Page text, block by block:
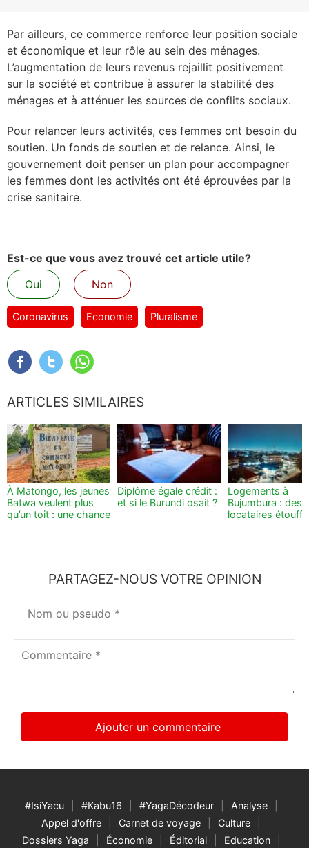
Par ailleurs, ce commerce renforce leur position sociale
et économique et leur rôle au sein des ménages.
L’augmentation de leurs revenus rejaillit positivement
sur la société et contribue à assurer la stabilité des
ménages et à atténuer les sources de conflits sociaux.
Pour relancer leurs activités, ces femmes ont besoin du
soutien. Un fonds de soutien et de relance. Ainsi, le
gouvernement doit penser un plan pour accompagner
les femmes dont les activités ont été éprouvées par la
crise sanitaire.
Est-ce que vous avez trouvé cet article utile?
Oui
Non
Coronavirus Economie Pluralisme
ARTICLES SIMILAIRES
À Matongo, les jeunes
Batwa veulent plus
qu’un toit : une chance
Diplôme égale crédit :
et si le Burundi osait ?
Logements à
Bujumbura : des
locataires
PARTAGEZ-NOUS VOTRE OPINION
Votre
nom*
#IsiYacu #Kabu16 #YagaDécodeur
Analyse
Appel d'offre
Carnet de voyage
Culture
Dossiers Yaga
Économie Éditorial Education